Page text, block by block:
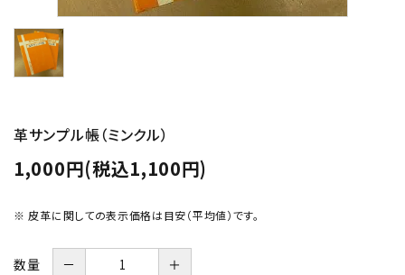
革サンプル帳（ミンクル）
1,000円(税込1,100円)
※ 皮革に関しての表示価格は目安（平均値）です。
数量 － ＋